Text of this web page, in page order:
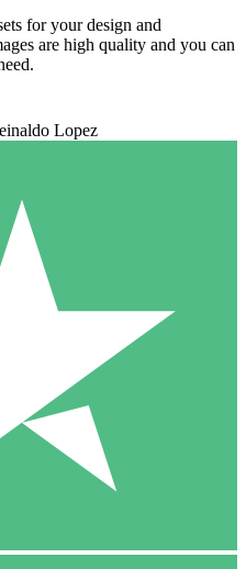
for your design and
are high quality and you can
Lopez